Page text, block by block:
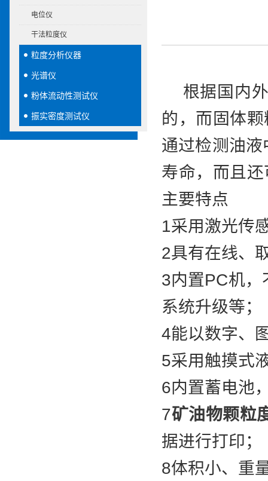
电位仪
干法粒度仪
粒度分析仪器
光谱仪
粉体流动性测试仪
振实密度测试仪
根据国内外
的，而固体
通过检测油
寿命，而且
主要特点
1采用激光传
2具有在线、
3内置PC机，
系统升级等
4能以数字、
5采用触摸式
6内置蓄电池
7矿油物颗粒
据进行打印
8体积小、重